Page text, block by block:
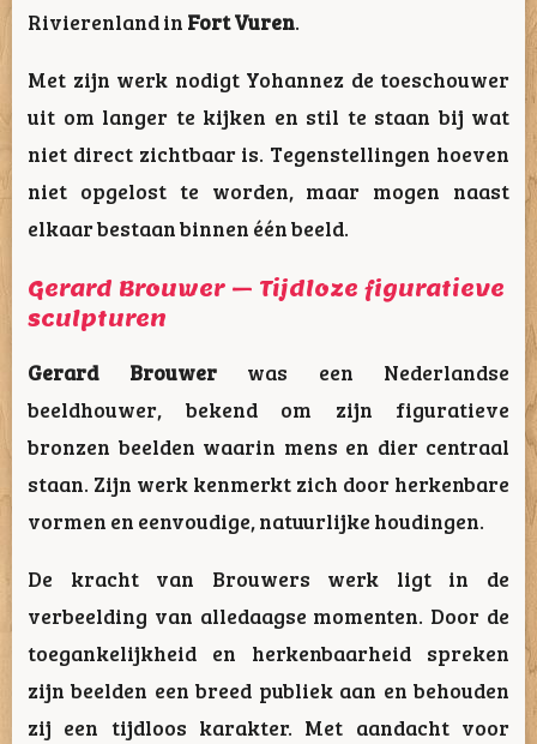
Rivierenland in Fort Vuren.
Met zijn werk nodigt Yohannez de toeschouwer
uit om langer te kijken en stil te staan bij wat
niet direct zichtbaar is. Tegenstellingen hoeven
niet opgelost te worden, maar mogen naast
elkaar bestaan binnen één beeld.
Gerard Brouwer – Tijdloze figuratieve
sculpturen
Gerard Brouwerwas een Nederlandse
beeldhouwer, bekend om zijn figuratieve
bronzen beelden waarin mens en dier centraal
staan. Zijn werk kenmerkt zich door herkenbare
vormen en eenvoudige, natuurlijke houdingen.
De kracht van Brouwers werk ligt in de
verbeelding van alledaagse momenten. Door de
toegankelijkheid en herkenbaarheid spreken
zijn beelden een breed publiek aan en behouden
zij een tijdloos karakter. Met aandacht voor